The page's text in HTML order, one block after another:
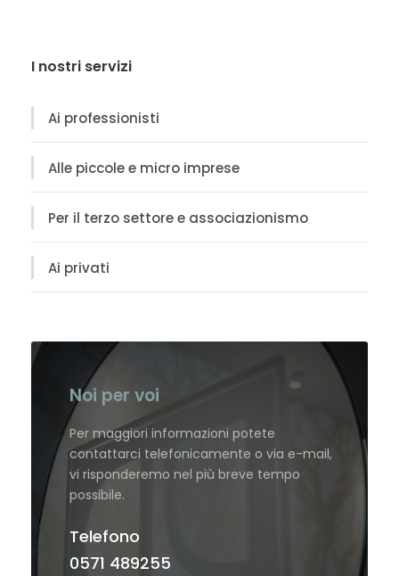
I nostri servizi
Ai professionisti
Alle piccole e micro imprese
Per il terzo settore e associazionismo
Ai privati
Noi per voi
Per maggiori informazioni potete
contattarci telefonicamente o via e-mail,
vi risponderemo nel più breve tempo
possibile.
Telefono
0571 489255